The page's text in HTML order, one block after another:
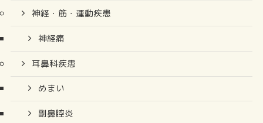
神経・筋・運動疾患
神経痛
耳鼻科疾患
めまい
副鼻腔炎